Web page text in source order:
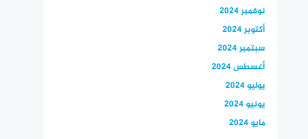
نوفمبر 2024
أكتوبر 2024
سبتمبر 2024
أغسطس 2024
يوليو 2024
يونيو 2024
مايو 2024